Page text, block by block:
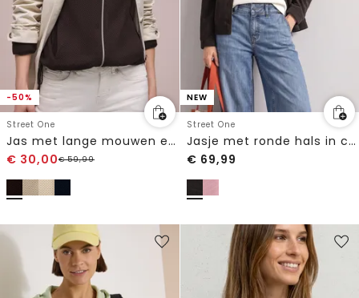
-50%
Street One
Jas met lange mouwen en schildpadhals
€ 30,00€59,99
NEW
Street One
Jasje met ronde hals in corduroy-look
€ 69,99